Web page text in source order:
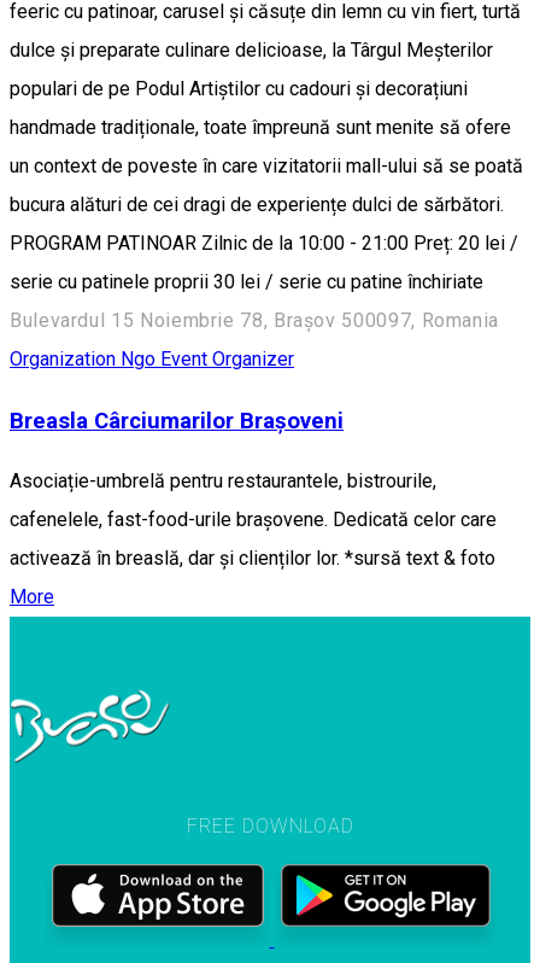
feeric cu patinoar, carusel și căsuțe din lemn cu vin fiert, turtă
dulce și preparate culinare delicioase, la Târgul Meșterilor
populari de pe Podul Artiștilor cu cadouri și decorațiuni
handmade tradiționale, toate împreună sunt menite să ofere
un context de poveste în care vizitatorii mall-ului să se poată
bucura alături de cei dragi de experiențe dulci de sărbători.
PROGRAM PATINOAR Zilnic de la 10:00 - 21:00 Preț: 20 lei /
serie cu patinele proprii 30 lei / serie cu patine închiriate
Bulevardul 15 Noiembrie 78, Brașov 500097, Romania
Organization Ngo Event Organizer
Breasla Cârciumarilor Brașoveni
Asociație-umbrelă pentru restaurantele, bistrourile,
cafenelele, fast-food-urile brașovene. Dedicată celor care
activează în breaslă, dar și clienților lor. *sursă text & foto
More
FREE DOWNLOAD